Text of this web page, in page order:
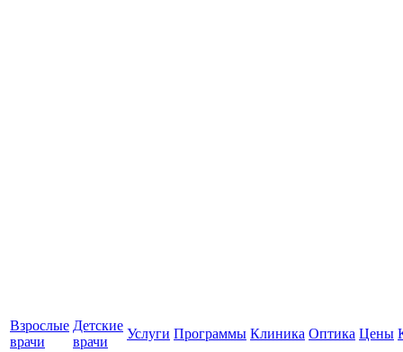
Взрослые
врачи
Детские
врачи
Услуги Программы Клиника Оптика Цены